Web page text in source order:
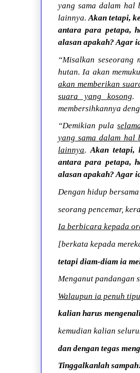
yang sama dalam
lainnya.Akan tetapi,
antara para petapa,
alasan apakah? Agar
“Misalkan seseorang
hutan. Ia akan
akan memberikan
suara yang kosong.
membersihkannya
“Demikian pula
yang sama dalam
lainnya.Akan tetapi,
antara para petapa,
alasan apakah? Agar
Dengan hidup
seorang pencemar,
Ia berbicara kepada
[berkata kepada
tetapi diam-diam ia
Menganut pandangan
Walaupun ia penuh
kalian harus
kemudian kalian
dan dengan tegas
Tinggalkanlah